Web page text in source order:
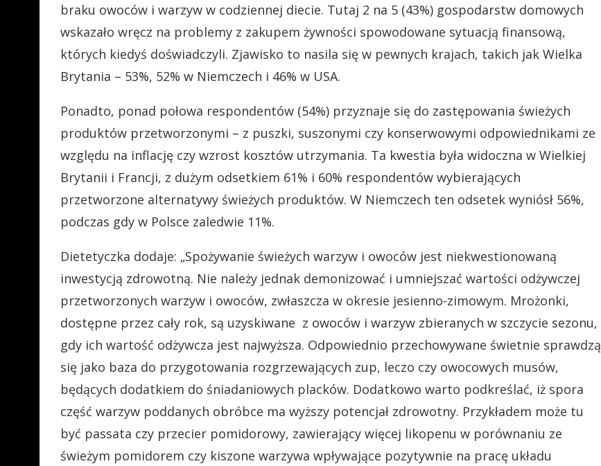
braku owoców i warzyw w codziennej diecie. Tutaj 2 na 5 (43%) gospodarstw domowych
wskazało wręcz na problemy z zakupem żywności spowodowane sytuacją finansową,
których kiedyś doświadczyli. Zjawisko to nasila się w pewnych krajach, takich jak Wielka
Brytania – 53%, 52% w Niemczech i 46% w USA.
Ponadto, ponad połowa respondentów (54%) przyznaje się do zastępowania świeżych
produktów przetworzonymi – z puszki, suszonymi czy konserwowymi odpowiednikami ze
względu na inflację czy wzrost kosztów utrzymania. Ta kwestia była widoczna w Wielkiej
Brytanii i Francji, z dużym odsetkiem 61% i 60% respondentów wybierających
przetworzone alternatywy świeżych produktów. W Niemczech ten odsetek wyniósł 56%,
podczas gdy w Polsce zaledwie 11%.
Dietetyczka dodaje: „Spożywanie świeżych warzyw i owoców jest niekwestionowaną
inwestycją zdrowotną. Nie należy jednak demonizować i umniejszać wartości odżywczej
przetworzonych warzyw i owoców, zwłaszcza w okresie jesienno-zimowym. Mrożonki,
dostępne przez cały rok, są uzyskiwane z owoców i warzyw zbieranych w szczycie sezonu,
gdy ich wartość odżywcza jest najwyższa. Odpowiednio przechowywane świetnie sprawdzą
się jako baza do przygotowania rozgrzewających zup, leczo czy owocowych musów,
będących dodatkiem do śniadaniowych placków. Dodatkowo warto podkreślać, iż spora
część warzyw poddanych obróbce ma wyższy potencjał zdrowotny. Przykładem może tu
być passata czy przecier pomidorowy, zawierający więcej likopenu w porównaniu ze
świeżym pomidorem czy kiszone warzywa wpływające pozytywnie na pracę układu